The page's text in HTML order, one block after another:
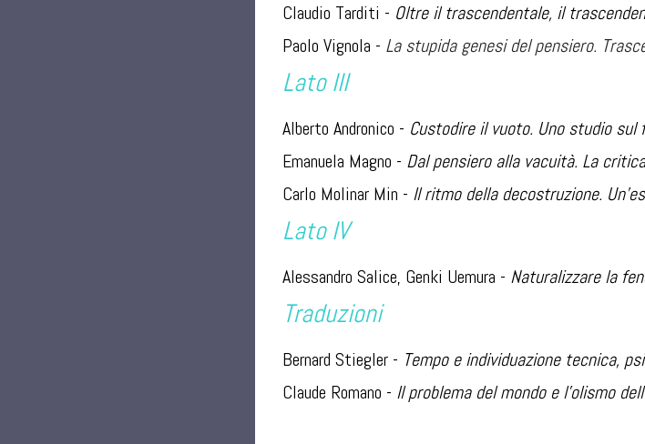
Claudio Tarditi - Oltre il trascendentale, il
Paolo Vignola - La stupida genesi del pensiero.
Lato III
Alberto Andronico - Custodire il vuoto. Uno studio
Emanuela Magno - Dal pensiero alla vacuità. La
Carlo Molinar Min - Il ritmo della decostruzione.
Lato IV
Alessandro Salice, Genki Uemura - Naturalizzare la
Traduzioni
Bernard Stiegler - Tempo e individuazione tecnica,
Claude Romano - Il problema del mondo e l'olismo